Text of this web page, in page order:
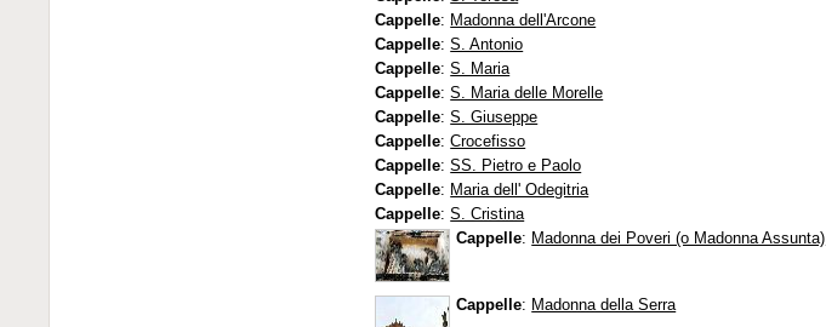
Cappelle: Madonna dell'Arcone
Cappelle:S. Antonio
Cappelle:S. Maria
Cappelle:S. Maria delle Morelle
Cappelle:S. Giuseppe
Cappelle:Crocefisso
Cappelle:SS. Pietro e Paolo
Cappelle: Maria dell' Odegitria
Cappelle:S. Cristina
Cappelle: Madonna dei Poveri (o Madonna Assunta)
Cappelle: Madonna della Serra